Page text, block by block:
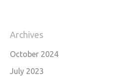
Archives
October 2024
July 2023